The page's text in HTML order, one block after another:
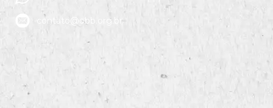
contato@obb.org.br